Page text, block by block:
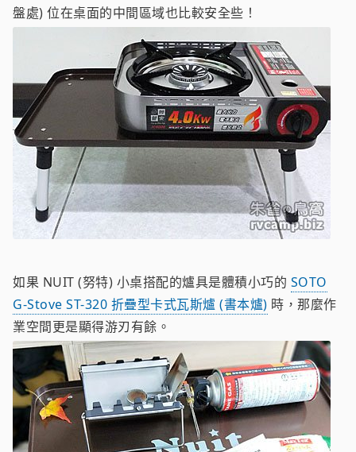
盤處) 位在桌面的中間區域也比較安全些！
如果 NUIT (努特) 小桌搭配的爐具是體積小巧的 SOTO
G-Stove ST-320 折疊型卡式瓦斯爐 (書本爐) 時，那麼作
業空間更是顯得游刃有餘。